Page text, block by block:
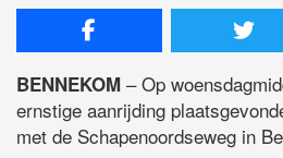
BENNEKOM – Op
ernstige aanrijding
met de Schapenoordseweg in